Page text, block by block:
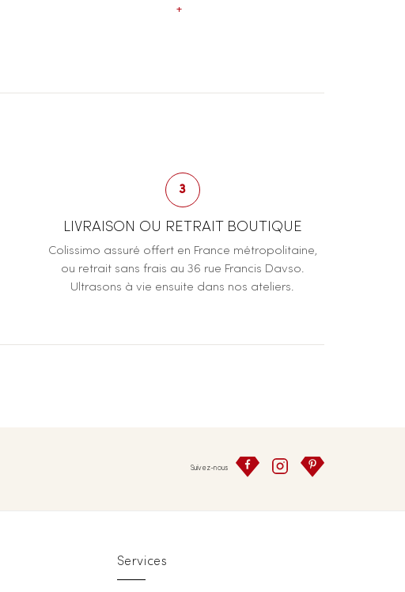
+
3
LIVRAISON OU RETRAIT BOUTIQUE
Colissimo assuré offert en France métropolitaine,
ou retrait sans frais au 36 rue Francis Davso.
Ultrasons à vie ensuite dans nos ateliers.
Suivez-nous
Services